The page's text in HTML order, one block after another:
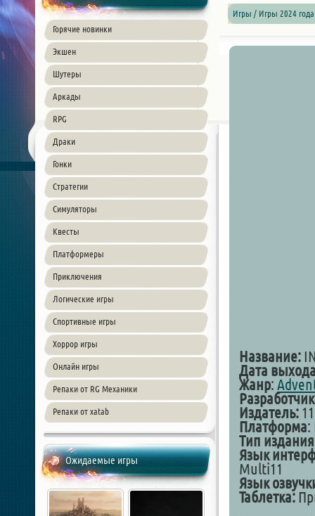
Горячие новинки
Экшен
Шутеры
Аркады
RPG
Драки
Гонки
Стратегии
Симуляторы
Квесты
Платформеры
Приключения
Логические игры
Спортивные игры
Хоррор игры
Онлайн игры
Репаки от RG Механики
Репаки от xatab
Ожидаемые игры
Игры / Игры 2024
Название:
Дата
Жанр:
Издатель:
Платформа:
Тип
Язык
Multi11
Язык
Таблетка: